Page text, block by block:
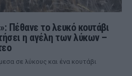
Πέθανε το λευκό κουτάβι
η αγέλη των λύκων –
σε λύκους και ένα κουτάβι